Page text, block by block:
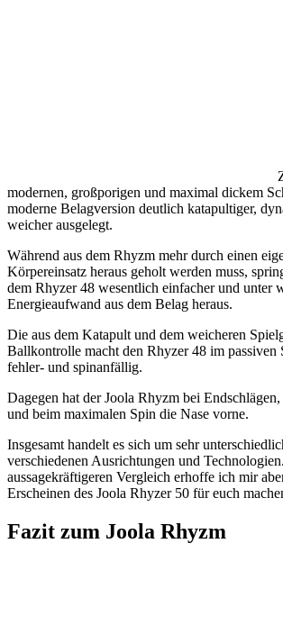
modernen, großporigen und maximal dickem
moderne Belagversion deutlich katapultiger,
weicher ausgelegt.
Während aus dem Rhyzm mehr durch einen
Körpereinsatz heraus geholt werden muss,
dem Rhyzer 48 wesentlich einfacher und unter
Energieaufwand aus dem Belag heraus.
Die aus dem Katapult und dem weicheren
Ballkontrolle macht den Rhyzer 48 im passiven
fehler- und spinanfällig.
Dagegen hat der Joola Rhyzm bei
und beim maximalen Spin die Nase vorne.
Insgesamt handelt es sich um sehr
verschiedenen Ausrichtungen und
aussagekräftigeren Vergleich erhoffe ich mir
Erscheinen des Joola Rhyzer 50 für euch
Fazit zum Joola Rhyzm